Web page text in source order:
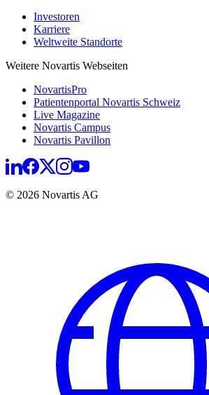
Investoren
Karriere
Weltweite Standorte
Weitere Novartis Webseiten
NovartisPro
Patientenportal Novartis Schweiz
Live Magazine
Novartis Campus
Novartis Pavillon
© 2026 Novartis AG